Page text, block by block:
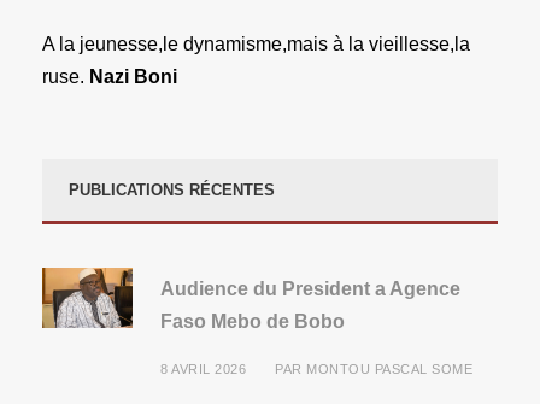
A la jeunesse,le dynamisme,mais à la vieillesse,la
ruse. Nazi Boni
PUBLICATIONS RÉCENTES
Audience du President a Agence
Faso Mebo de Bobo
8 AVRIL 2026 PAR MONTOU PASCAL SOME